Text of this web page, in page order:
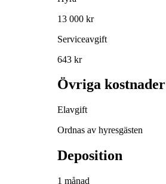
13 000 kr
Serviceavgift
643 kr
Övriga kostnader
Elavgift
Ordnas av hyresgästen
Deposition
1 månad